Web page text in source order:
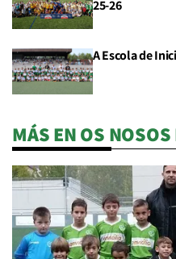
25-26
A Escola de
MÁS EN OS